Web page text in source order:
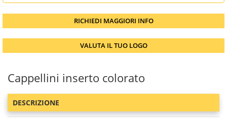
RICHIEDI MAGGIORI INFO
VALUTA IL TUO LOGO
Cappellini inserto colorato
DESCRIZIONE